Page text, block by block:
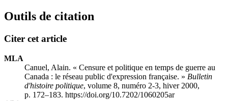
Outils de citation
Citer cet article
MLA
Canuel, Alain. « Censure et politique en temps de guerre au
Canada : le réseau public d'expression française. » Bulletin
d'histoire politique, volume 8, numéro 2-3, hiver 2000,
p. 172–183. https://doi.org/10.7202/1060205ar